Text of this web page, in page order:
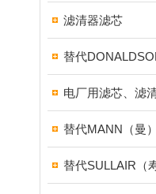
滤清器滤芯